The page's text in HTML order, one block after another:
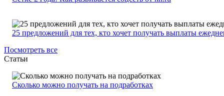
25 предложений для тех, кто хочет получать выплаты
Посмотреть все
Статьи
Сколько можно получать на подработках